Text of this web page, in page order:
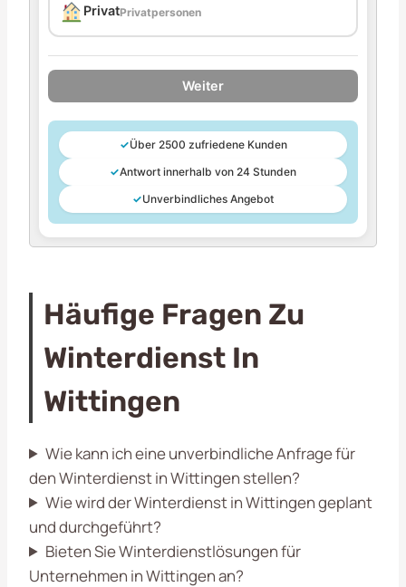
PrivatPrivatpersonen
Weiter
✓Über 2500 zufriedene Kunden
✓Antwort innerhalb von 24 Stunden
✓Unverbindliches Angebot
Häufige Fragen Zu
Winterdienst In
Wittingen
Wie kann ich eine unverbindliche Anfrage für
den Winterdienst in Wittingen stellen?
Wie wird der Winterdienst in Wittingen geplant
und durchgeführt?
Bieten Sie Winterdienstlösungen für
Unternehmen in Wittingen an?